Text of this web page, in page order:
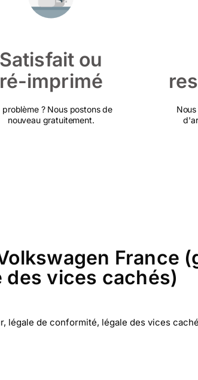
Satisfait ou
ré-imprimé
problème ? Nous postons de
nouveau gratuitement.
France
vices cachés)
légale de conformité, légale des vices